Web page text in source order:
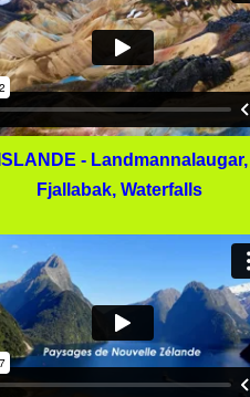
ISLANDE - Landmannalaugar,
Fjallabak, Waterfalls